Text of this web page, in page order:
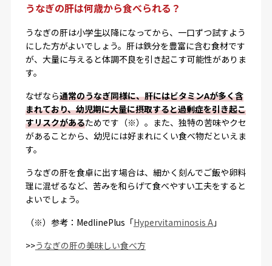
うなぎの肝は何歳から食べられる？
うなぎの肝は小学生以降になってから、一口ずつ試すよう
にした方がよいでしょう。肝は鉄分を豊富に含む食材です
が、大量に与えると体調不良を引き起こす可能性がありま
す。
なぜなら通常のうなぎ同様に、肝にはビタミンAが多く含
まれており、幼児期に大量に摂取すると過剰症を引き起こ
すリスクがあるためです（※）。また、独特の苦味やクセ
があることから、幼児には好まれにくい食べ物だといえま
す。
うなぎの肝を食卓に出す場合は、細かく刻んでご飯や卵料
理に混ぜるなど、苦みを和らげて食べやすい工夫をすると
よいでしょう。
（※）参考：MedlinePlus「Hypervitaminosis A」
>>うなぎの肝の美味しい食べ方